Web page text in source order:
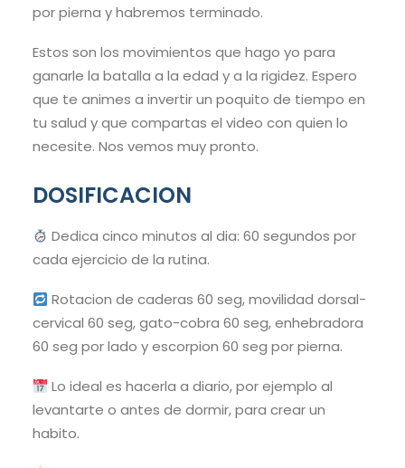
por pierna y habremos terminado.
Estos son los movimientos que hago yo para
ganarle la batalla a la edad y a la rigidez. Espero
que te animes a invertir un poquito de tiempo en
tu salud y que compartas el video con quien lo
necesite. Nos vemos muy pronto.
DOSIFICACION
Dedica cinco minutos al dia: 60 segundos por
cada ejercicio de la rutina.
Rotacion de caderas 60 seg, movilidad dorsal-
cervical 60 seg, gato-cobra 60 seg, enhebradora
60 seg por lado y escorpion 60 seg por pierna.
Lo ideal es hacerla a diario, por ejemplo al
levantarte o antes de dormir, para crear un
habito.